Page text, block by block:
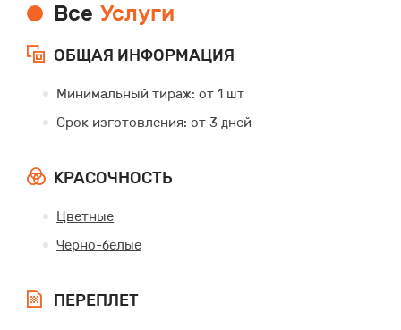
Все Услуги
ОБЩАЯ ИНФОРМАЦИЯ
Минимальный тираж: от 1 шт
Срок изготовления: от 3 дней
КРАСОЧНОСТЬ
Цветные
Черно-белые
ПЕРЕПЛЕТ